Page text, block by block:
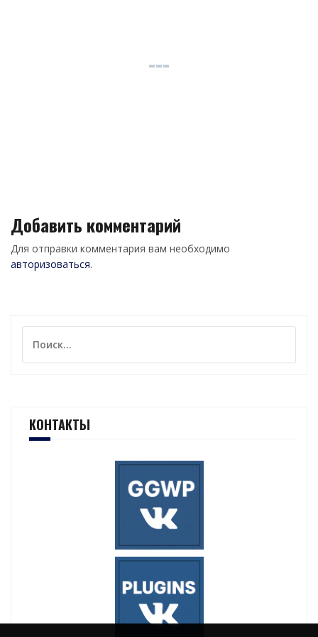
Добавить комментарий
Для отправки комментария вам необходимо
авторизоваться.
КОНТАКТЫ